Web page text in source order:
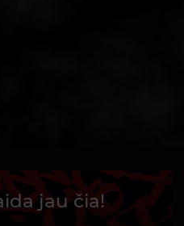
jau čia!